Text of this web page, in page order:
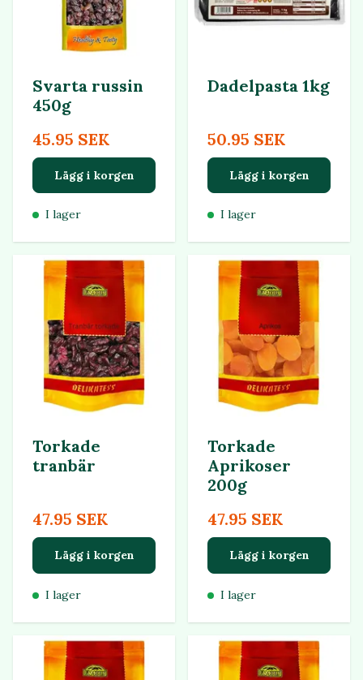
Svarta russin
450g
45.95 SEK
Lägg i korgen
I lager
Dadelpasta 1kg
50.95 SEK
Lägg i korgen
I lager
Torkade
tranbär
47.95 SEK
Lägg i korgen
I lager
Torkade
Aprikoser
200g
47.95 SEK
Lägg i korgen
I lager